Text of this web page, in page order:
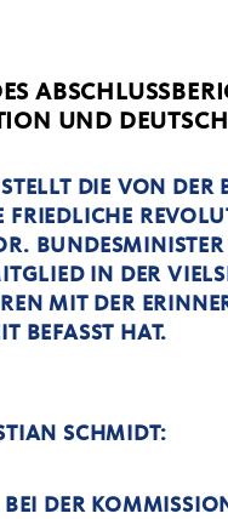
UND
DIE VON DER
IN DER
MIT DER
BEFASST HAT.
SCHMIDT:
DER